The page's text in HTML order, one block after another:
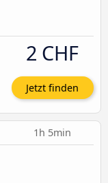
2 CHF
Jetzt finden
1h 5min